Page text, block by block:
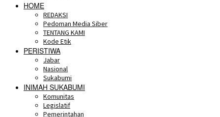
HOME
REDAKSI
Pedoman Media Siber
TENTANG KAMI
Kode Etik
PERISTIWA
Jabar
Nasional
Sukabumi
INIMAH SUKABUMI
Komunitas
Legislatif
Pemerintahan